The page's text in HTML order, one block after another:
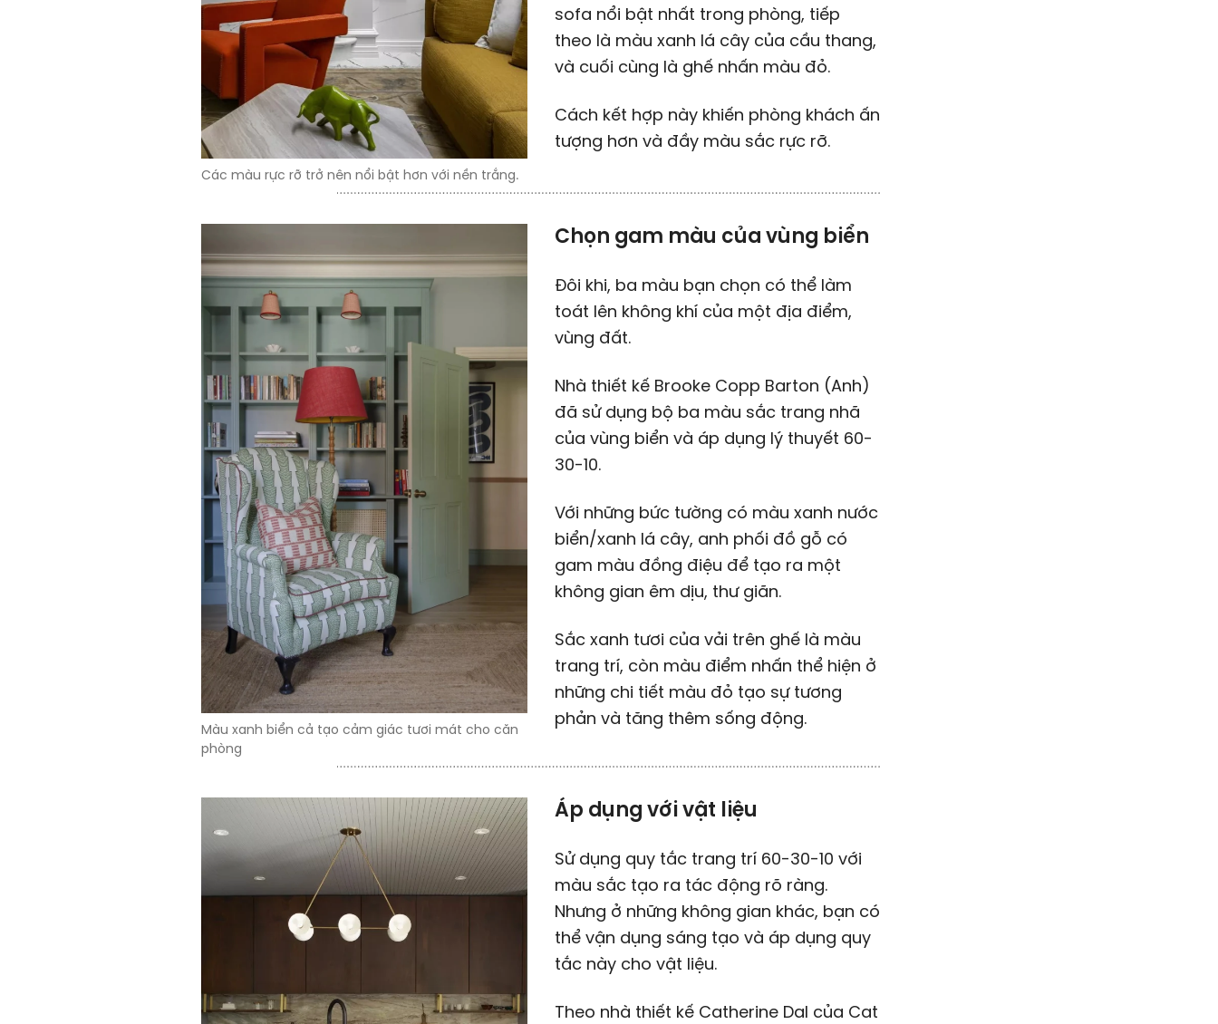
Các màu rực rỡ trở nên nổi bật hơn với nền trắng.
sofa nổi bật nhất trong phòng, tiếp
theo là màu xanh lá cây của cầu thang,
và cuối cùng là ghế nhấn màu đỏ.
Cách kết hợp này khiến phòng khách ấn
tượng hơn và đầy màu sắc rực rỡ.
Màu xanh biển cả tạo cảm giác tươi mát cho căn
phòng
Chọn gam màu của vùng biển
Đôi khi, ba màu bạn chọn có thể làm
toát lên không khí của một địa điểm,
vùng đất.
Nhà thiết kế Brooke Copp Barton (Anh)
đã sử dụng bộ ba màu sắc trang nhã
của vùng biển và áp dụng lý thuyết 60-
30-10.
Với những bức tường có màu xanh nước
biển/xanh lá cây, anh phối đồ gỗ có
gam màu đồng điệu để tạo ra một
không gian êm dịu, thư giãn.
Sắc xanh tươi của vải trên ghế là màu
trang trí, còn màu điểm nhấn thể hiện ở
những chi tiết màu đỏ tạo sự tương
phản và tăng thêm sống động.
Áp dụng với vật liệu
Sử dụng quy tắc trang trí 60-30-10 với
màu sắc tạo ra tác động rõ ràng.
Nhưng ở những không gian khác, bạn có
thể vận dụng sáng tạo và áp dụng quy
tắc này cho vật liệu.
Theo nhà thiết kế Catherine Dal của Cat